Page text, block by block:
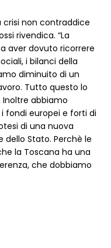
crisi non contraddice
rivendica. “La
aver dovuto ricorrere
i bilanci della
diminuito di un
Tutto questo lo
abbiamo
fondi europei e forti di
di una nuova
dello Stato. Perchè le
la Toscana ha una
che dobbiamo